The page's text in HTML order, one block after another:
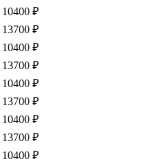
10400 ₽
13700 ₽
10400 ₽
13700 ₽
10400 ₽
13700 ₽
10400 ₽
13700 ₽
10400 ₽